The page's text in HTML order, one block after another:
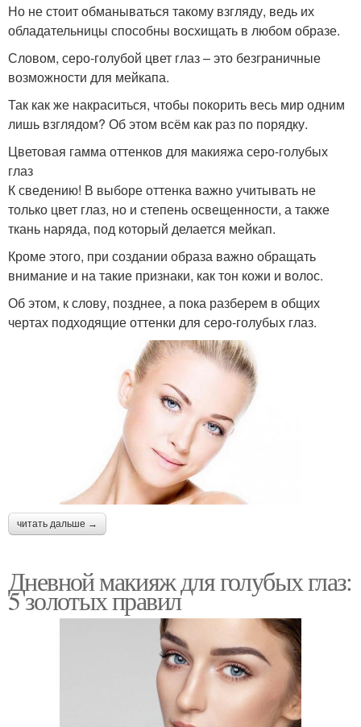
Но не стоит обманываться такому взгляду, ведь их
обладательницы способны восхищать в любом образе.
Словом, серо-голубой цвет глаз – это безграничные
возможности для мейкапа.
Так как же накраситься, чтобы покорить весь мир одним
лишь взглядом? Об этом всём как раз по порядку.
Цветовая гамма оттенков для макияжа серо-голубых
глаз
К сведению! В выборе оттенка важно учитывать не
только цвет глаз, но и степень освещенности, а также
ткань наряда, под который делается мейкап.
Кроме этого, при создании образа важно обращать
внимание и на такие признаки, как тон кожи и волос.
Об этом, к слову, позднее, а пока разберем в общих
чертах подходящие оттенки для серо-голубых глаз.
читать дальше →
Дневной макияж для голубых глаз:
5 золотых правил